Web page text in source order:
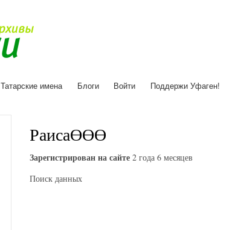
Татарские имена Блоги Войти Поддержи Уфаген!
РаисаӨӨӨ
Зарегистрирован на сайте2 года 6 месяцев
Поиск данных